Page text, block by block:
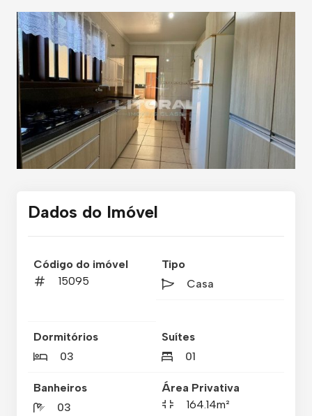
Dados do Imóvel
Código do imóvel
15095
Tipo
Casa
Dormitórios
03
Suítes
01
Banheiros
03
Área Privativa
164.14m²